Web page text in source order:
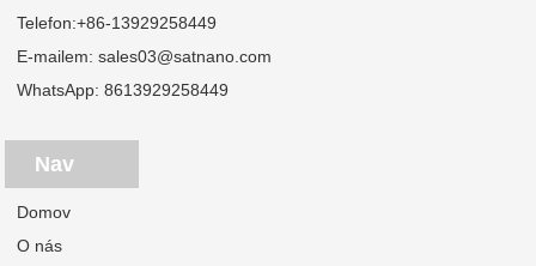
Telefon:+86-13929258449
E-mailem:sales03@satnano.com
WhatsApp:8613929258449
Nav
Domov
O nás